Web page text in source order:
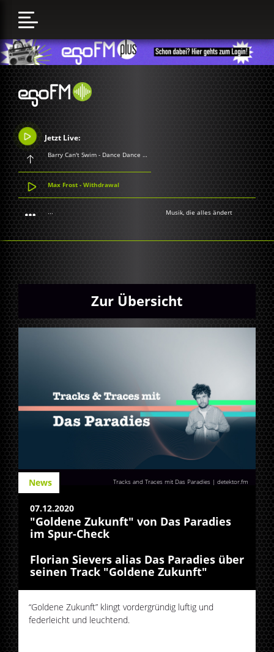
Jetzt Live:
Barry Can't Swim - Dance Dance Dance
Max Frost - Withdrawal
... Musik, die alles ändert
Zur Übersicht
Tracks and Traces mit Das Paradies | detektor.fm
News
07.12.2020
"Goldene Zukunft" von Das Paradies
im Spur-Check
Florian Sievers alias Das Paradies über
seinen Track "Goldene Zukunft"
“Goldene Zukunft” klingt vordergründig luftig und
federleicht und leuchtend.